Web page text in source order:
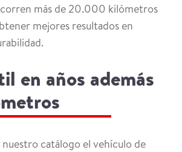
más de 20.000 kilómetros
mejores resultados en
en años además
catálogo el vehículo de